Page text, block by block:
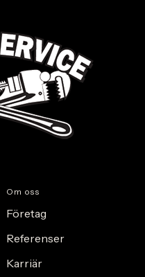
Om oss
Företag
Referenser
Karriär